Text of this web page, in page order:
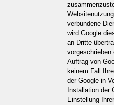
verbundene
wird Google
an Dritte
vorgeschrieben
Auftrag von
keinem Fall
der Google in
Installation der
Einstellung